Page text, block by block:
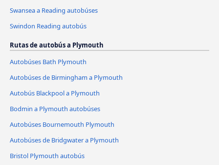
Swansea a Reading autobúses
Swindon Reading autobús
Rutas de autobús a Plymouth
Autobúses Bath Plymouth
Autobúses de Birmingham a Plymouth
Autobús Blackpool a Plymouth
Bodmin a Plymouth autobúses
Autobúses Bournemouth Plymouth
Autobúses de Bridgwater a Plymouth
Bristol Plymouth autobús